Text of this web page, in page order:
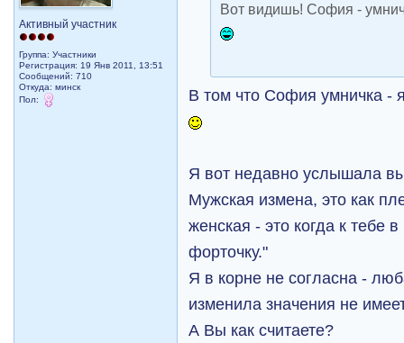
Активный участник
Группа: Участники
Регистрация: 19 Янв 2011, 13:51
Сообщений: 710
Откуда: минск
Пол:
Вот видишь! София -
В том что София умничка -
Я вот недавно услышала
Мужская измена, это как
женская - это когда к тебе
форточку."
Я в корне не согласна -
изменила значения не
А Вы как считаете?